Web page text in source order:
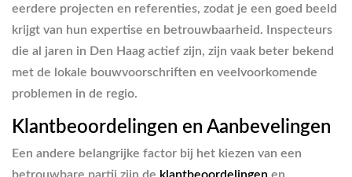
eerdere projecten en referenties, zodat je een goed beeld
krijgt van hun expertise en betrouwbaarheid. Inspecteurs
die al jaren in Den Haag actief zijn, zijn vaak beter bekend
met de lokale bouwvoorschriften en veelvoorkomende
problemen in de regio.
Klantbeoordelingen en Aanbevelingen
Een andere belangrijke factor bij het kiezen van een